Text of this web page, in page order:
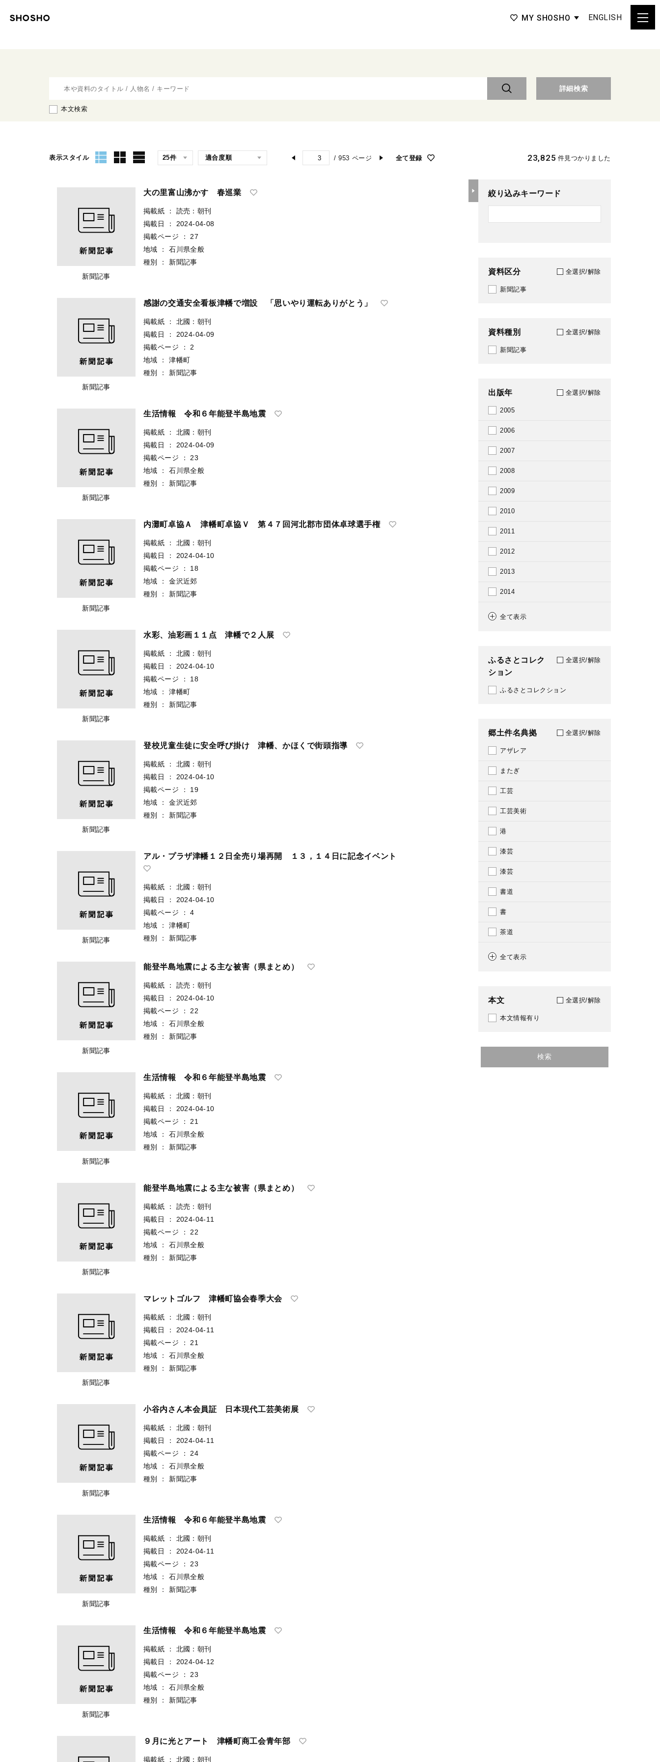
MY SHOSHO ENGLISH
詳細検索
本文検索
表示スタイル / 953 ページ 全て登録 23,825 件見つかりました
新聞記事
大の里富山沸かす 春巡業
掲載紙 ：
読売：朝刊
掲載日
：
2024-04-08
掲載ページ
：
27
地域
：
石川県全般
種別
： 新聞記事
新聞記事
感謝の交通安全看板津幡で増設 「思いやり運転ありがとう」
掲載紙 ：
北國：朝刊
掲載日
：
2024-04-09
掲載ページ
：
2
地域
：
津幡町
種別
： 新聞記事
新聞記事
生活情報 令和６年能登半島地震
掲載紙 ：
北國：朝刊
掲載日
：
2024-04-09
掲載ページ
：
23
地域
：
石川県全般
種別
： 新聞記事
新聞記事
内灘町卓協Ａ 津幡町卓協Ｖ 第４７回河北郡市団体卓球選手権
掲載紙 ：
北國：朝刊
掲載日
：
2024-04-10
掲載ページ
：
18
地域
：
金沢近郊
種別
： 新聞記事
新聞記事
水彩、油彩画１１点 津幡で２人展
掲載紙 ：
北國：朝刊
掲載日
：
2024-04-10
掲載ページ
：
18
地域
：
津幡町
種別
： 新聞記事
新聞記事
登校児童生徒に安全呼び掛け 津幡、かほくで街頭指導
掲載紙 ：
北國：朝刊
掲載日
：
2024-04-10
掲載ページ
：
19
地域
：
金沢近郊
種別
： 新聞記事
新聞記事
アル・プラザ津幡１２日全売り場再開 １３，１４日に記念イベント
掲載紙 ：
北國：朝刊
掲載日
：
2024-04-10
掲載ページ
：
4
地域
：
津幡町
種別
： 新聞記事
新聞記事
能登半島地震による主な被害（県まとめ）
掲載紙 ：
読売：朝刊
掲載日
：
2024-04-10
掲載ページ
：
22
地域
：
石川県全般
種別
： 新聞記事
新聞記事
生活情報 令和６年能登半島地震
掲載紙 ：
北國：朝刊
掲載日
：
2024-04-10
掲載ページ
：
21
地域
：
石川県全般
種別
： 新聞記事
新聞記事
能登半島地震による主な被害（県まとめ）
掲載紙 ：
読売：朝刊
掲載日
：
2024-04-11
掲載ページ
：
22
地域
：
石川県全般
種別
： 新聞記事
新聞記事
マレットゴルフ 津幡町協会春季大会
掲載紙 ：
北國：朝刊
掲載日
：
2024-04-11
掲載ページ
：
21
地域
：
石川県全般
種別
： 新聞記事
新聞記事
小谷内さん本会員証 日本現代工芸美術展
掲載紙 ：
北國：朝刊
掲載日
：
2024-04-11
掲載ページ
：
24
地域
：
石川県全般
種別
： 新聞記事
新聞記事
生活情報 令和６年能登半島地震
掲載紙 ：
北國：朝刊
掲載日
：
2024-04-11
掲載ページ
：
23
地域
：
石川県全般
種別
： 新聞記事
新聞記事
生活情報 令和６年能登半島地震
掲載紙 ：
北國：朝刊
掲載日
：
2024-04-12
掲載ページ
：
23
地域
：
石川県全般
種別
： 新聞記事
９月に光とアート 津幡町商工会青年部
掲載紙 ： 北國：朝刊
絞り込みキーワード
資料区分 全選択/解除
新聞記事
資料種別 全選択/解除
新聞記事
出版年 全選択/解除
2005
2006
2007
2008
2009
2010
2011
2012
2013
2014
2015
2018
2019
2021
2022
2023
2024
2025
2026
全て表示
ふるさとコレク
ション
全選択/解除
ふるさとコレクション
郷土件名典拠 全選択/解除
アザレア
またぎ
工芸
工芸美術
港
漆芸
漆芸
書道
書
茶道
茶道
全て表示
本文 全選択/解除
本文情報有り
検索